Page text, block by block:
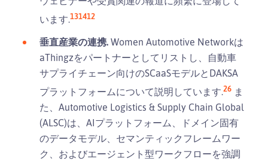
います.131412
垂直産業の連携. Women Automotive Networkは
aThingzをパートナーとしてリストし、自動車
サプライチェーン向けのSCaaSモデルとDAKSA
プラットフォームについて説明しています.26 ま
た、Automotive Logistics & Supply Chain Global
(ALSC)は、AIプラットフォーム、ドメイン固有
のデータモデル、セマンティックフレームワー
ク、およびエージェント型ワークフローを強調